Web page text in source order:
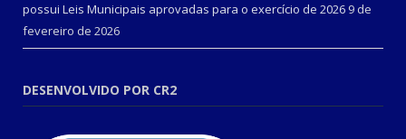
possui Leis Municipais aprovadas para o exercício de 2026 9 de
fevereiro de 2026
DESENVOLVIDO POR CR2